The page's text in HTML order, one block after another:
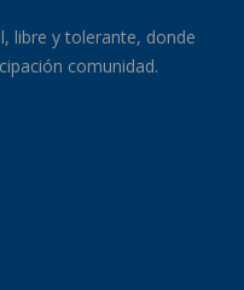
libre y tolerante, donde
comunidad.